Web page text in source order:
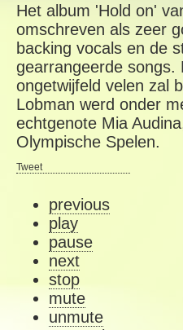
Het album 'Hold on'
omschreven als zeer
backing vocals en de
gearrangeerde songs.
ongetwijfeld velen zal
Lobman werd onder
echtgenote Mia
Olympische Spelen.
Tweet
previous
play
pause
next
stop
mute
unmute